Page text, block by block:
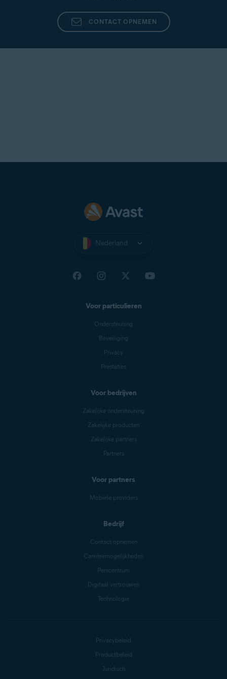
CONTACT OPNEMEN
Nederland
Voor particulieren
Ondersteuning
Beveiliging
Privacy
Prestaties
Voor bedrijven
Zakelijke ondersteuning
Zakelijke producten
Zakelijke partners
Partners
Voor partners
Mobiele providers
Bedrijf
Contact opnemen
Carrièremogelijkheden
Perscentrum
Digitaal vertrouwen
Technologie
Privacybeleid
Productbeleid
Juridisch